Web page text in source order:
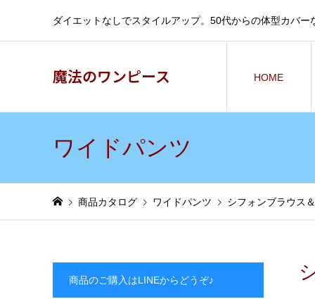
ダイエットなしでスタイルアップ。50代からの体型カバ
魔法のワンピース HOME
ワイドパンツ
商品カタログ ワイドパンツ シフォンブラウス
商品のご購入はLINEからどうぞ♪